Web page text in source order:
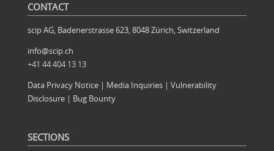
CONTACT
scip AG, Badenerstrasse 623, 8048 Zürich, Switzerland
info@scip.ch
+41 44 404 13 13
Data Privacy Notice| Media Inquiries| Vulnerability
Disclosure| Bug Bounty
SECTIONS